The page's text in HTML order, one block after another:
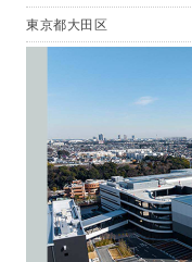
東京都大田区